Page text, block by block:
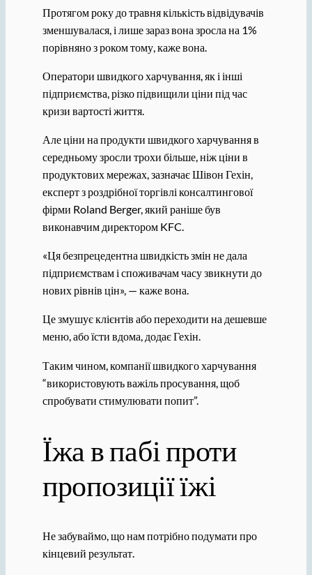
Протягом року до травня кількість відвідувачів
зменшувалася, і лише зараз вона зросла на 1%
порівняно з роком тому, каже вона.
Оператори швидкого харчування, як і інші
підприємства, різко підвищили ціни під час
кризи вартості життя.
Але ціни на продукти швидкого харчування в
середньому зросли трохи більше, ніж ціни в
продуктових мережах, зазначає Шівон Гехін,
експерт з роздрібної торгівлі консалтингової
фірми Roland Berger, який раніше був
виконавчим директором KFC.
«Ця безпрецедентна швидкість змін не дала
підприємствам і споживачам часу звикнути до
нових рівнів цін», — каже вона.
Це змушує клієнтів або переходити на дешевше
меню, або їсти вдома, додає Гехін.
Таким чином, компанії швидкого харчування
“використовують важіль просування, щоб
спробувати стимулювати попит”.
Їжа в пабі проти
пропозиції їжі
Не забуваймо, що нам потрібно подумати про
кінцевий результат.